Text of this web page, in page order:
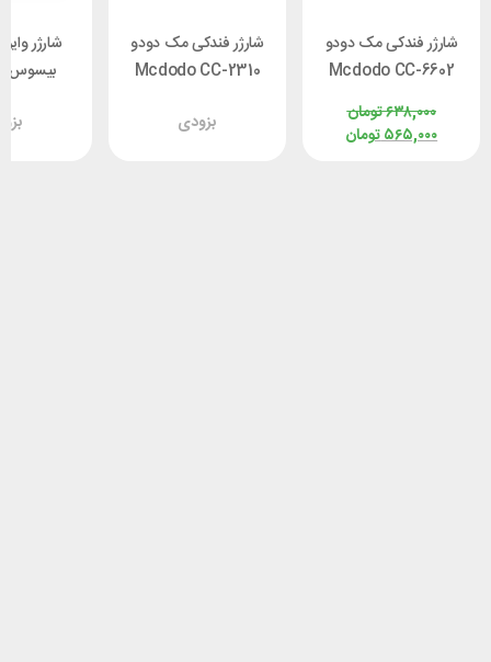
شارژر فندکی مک دودو
Mcdodo CC-6602
تومان۶۳۸,۰۰۰
تومان۵۶۵,۰۰۰
شارژر فندکی مک دودو
Mcdodo CC-2310
بزودی
شارژر